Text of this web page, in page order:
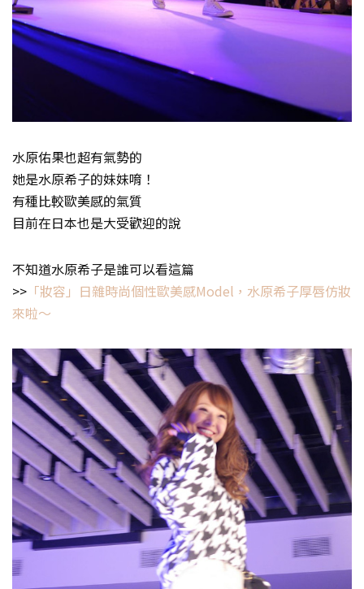
水原佑果也超有氣勢的
她是水原希子的妹妹唷！
有種比較歐美感的氣質
目前在日本也是大受歡迎的說
不知道水原希子是誰可以看這篇
>> 「妝容」日雜時尚個性歐美感Model，水原希子厚唇仿妝
來啦～